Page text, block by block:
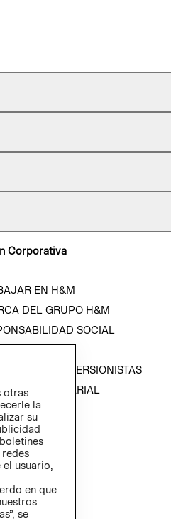
Corporativa
EN H&M
DEL GRUPO H&M
SOCIAL
CON INVERSIONISTAS
EMPRESARIAL
otras
la
su
usuario,
en que
se